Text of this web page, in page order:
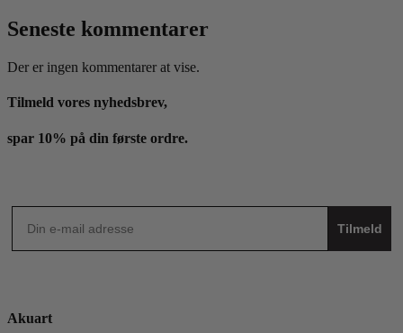
Seneste kommentarer
Der er ingen kommentarer at vise.
Tilmeld vores nyhedsbrev,
spar 10% på din første ordre.
Tilmeld
Akuart